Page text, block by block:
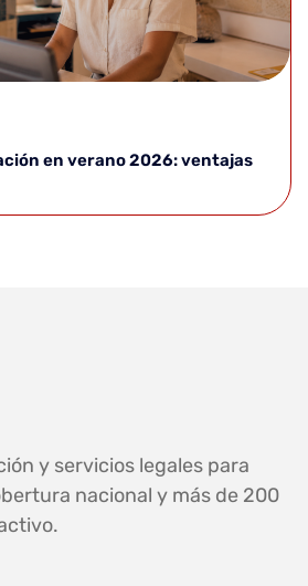
en verano 2026: ventajas
y servicios legales para
nacional y más de 200